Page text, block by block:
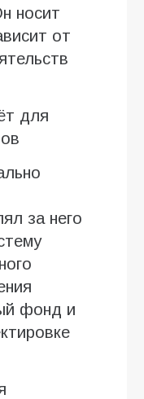
носит
от
для
за него
фонд и